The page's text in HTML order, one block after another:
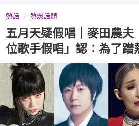
熱話 熱爆話題
五月天疑假唱｜麥田農夫
位歌手假唱」認：為了蹭